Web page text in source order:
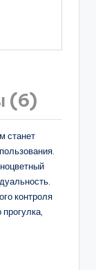
(6)
станет
контроля